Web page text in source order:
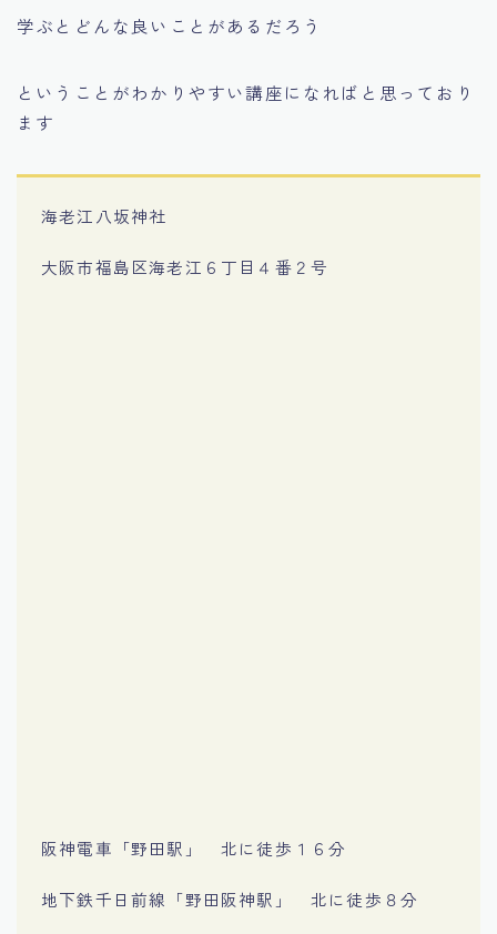
学ぶとどんな良いことがあるだろう
ということがわかりやすい講座になればと思っており
ます
海老江八坂神社
大阪市福島区海老江６丁目４番２号
阪神電車「野田駅」 北に徒歩１６分
地下鉄千日前線「野田阪神駅」 北に徒歩８分